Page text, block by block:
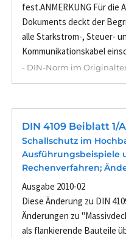
fest.ANMERKUNG Für die
Dokuments deckt der
alle Starkstrom-, Steuer-
Kommunikationskabel
- DIN-Norm im
DIN 4109 Beiblatt 1/
Schallschutz im
Ausführungsbeispiele
Rechenverfahren;
Ausgabe 2010-02
Diese Änderung zu DIN
Änderungen zu
als flankierende Bauteile